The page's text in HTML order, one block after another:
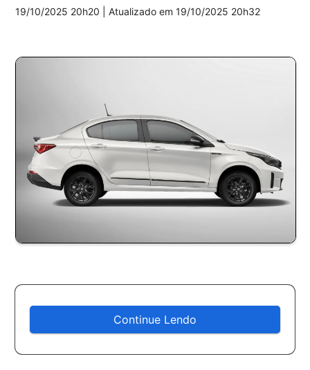
19/10/2025 20h20
| Atualizado em19/10/2025 20h32
Continue Lendo